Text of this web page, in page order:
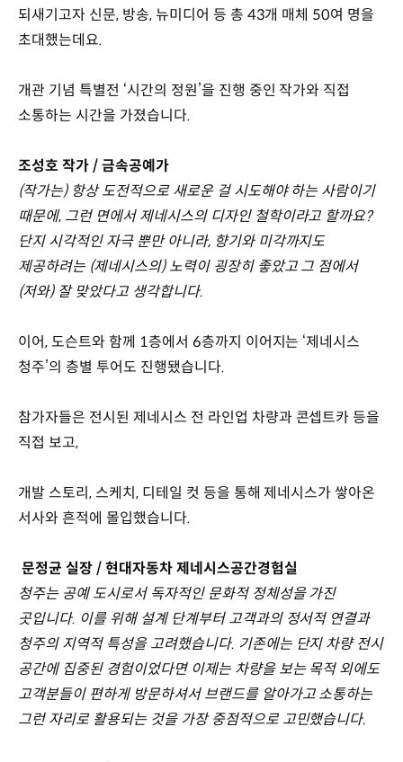
되새기고자 신문, 방송, 뉴미디어 등 총 43개 매체 50여 명을
초대했는데요.
개관 기념 특별전 ‘시간의 정원’을 진행 중인 작가와 직접
소통하는 시간을 가졌습니다.
조성호 작가 / 금속공예가
(작가는) 항상 도전적으로 새로운 걸 시도해야 하는 사람이기
때문에, 그런 면에서 제네시스의 디자인 철학이라고 할까요?
단지 시각적인 자극 뿐만 아니라, 향기와 미각까지도
제공하려는 (제네시스의) 노력이 굉장히 좋았고 그 점에서
(저와) 잘 맞았다고 생각합니다.
이어, 도슨트와 함께 1층에서 6층까지 이어지는 ‘제네시스
청주’의 층별 투어도 진행됐습니다.
참가자들은 전시된 제네시스 전 라인업 차량과 콘셉트카 등을
직접 보고,
개발 스토리, 스케치, 디테일 컷 등을 통해 제네시스가 쌓아온
서사와 흔적에 몰입했습니다.
문정균 실장 / 현대자동차 제네시스공간경험실
청주는 공예 도시로서 독자적인 문화적 정체성을 가진
곳입니다. 이를 위해 설계 단계부터 고객과의 정서적 연결과
청주의 지역적 특성을 고려했습니다. 기존에는 단지 차량 전시
공간에 집중된 경험이었다면 이제는 차량을 보는 목적 외에도
고객분들이 편하게 방문하셔서 브랜드를 알아가고 소통하는
그런 자리로 활용되는 것을 가장 중점적으로 고민했습니다.